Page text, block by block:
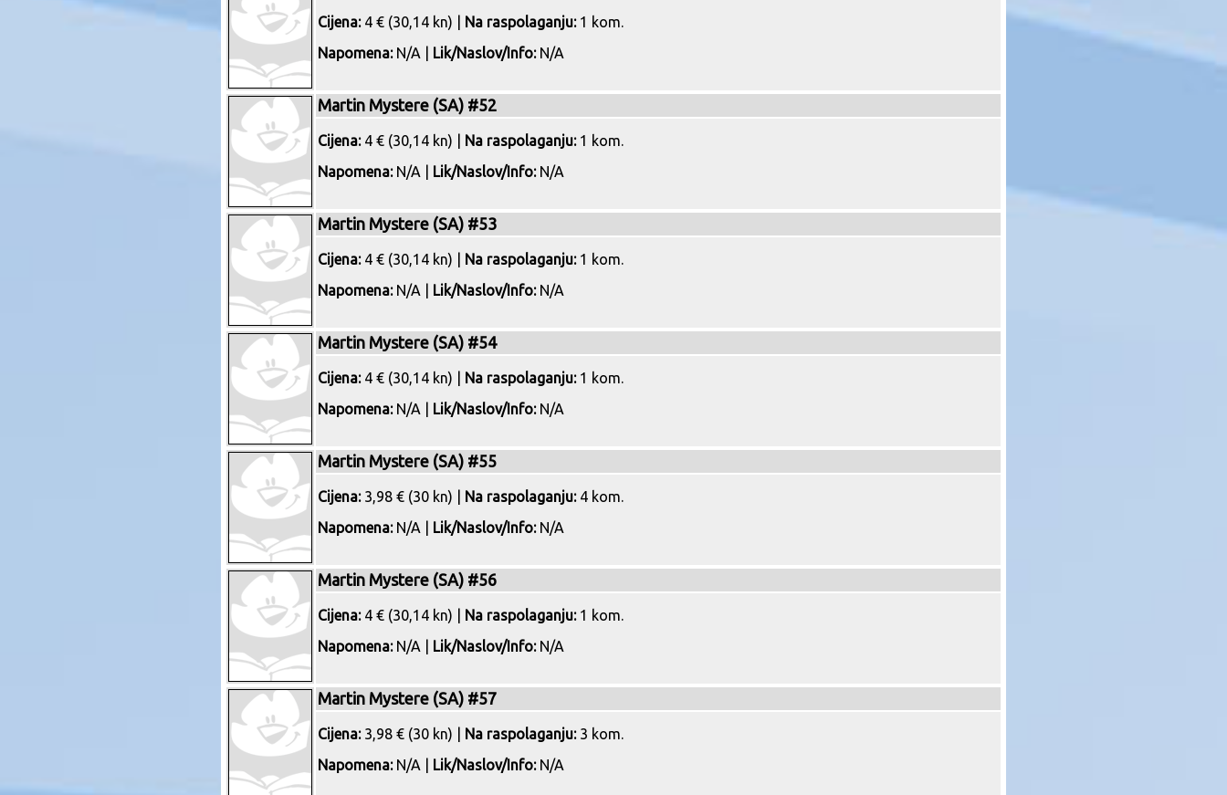
Cijena:4 € (30,14 kn) | Na raspolaganju:1 kom.
Napomena:N/A | Lik/Naslov/Info:N/A
Martin Mystere (SA) #52
Cijena:4 € (30,14 kn) | Na raspolaganju:1 kom.
Napomena:N/A | Lik/Naslov/Info:N/A
Martin Mystere (SA) #53
Cijena:4 € (30,14 kn) | Na raspolaganju:1 kom.
Napomena:N/A | Lik/Naslov/Info:N/A
Martin Mystere (SA) #54
Cijena:4 € (30,14 kn) | Na raspolaganju:1 kom.
Napomena:N/A | Lik/Naslov/Info:N/A
Martin Mystere (SA) #55
Cijena:3,98 € (30 kn) | Na raspolaganju:4 kom.
Napomena:N/A | Lik/Naslov/Info:N/A
Martin Mystere (SA) #56
Cijena:4 € (30,14 kn) | Na raspolaganju:1 kom.
Napomena:N/A | Lik/Naslov/Info:N/A
Martin Mystere (SA) #57
Cijena:3,98 € (30 kn) | Na raspolaganju:3 kom.
Napomena:N/A | Lik/Naslov/Info:N/A